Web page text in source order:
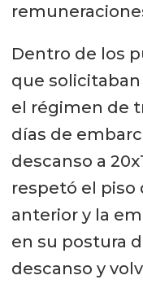
Dentro de los
que
el régimen de
días de
descanso a
respetó el piso
anterior y la
en su postura
descanso y